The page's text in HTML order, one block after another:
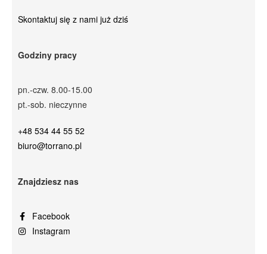
Skontaktuj się z nami już dziś
Godziny pracy
pn.-czw. 8.00-15.00
pt.-sob. nieczynne
+48 534 44 55 52
biuro@torrano.pl
Znajdziesz nas
Facebook
Instagram